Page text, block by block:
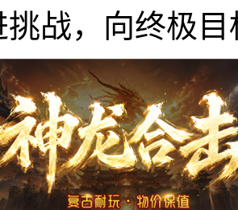
挑战，向终极